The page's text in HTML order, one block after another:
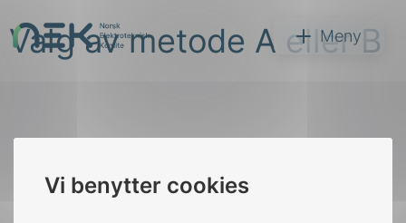
Vi benytter cookies
til
innhold
NEK Meny
Søk
Valg av metode A eller B